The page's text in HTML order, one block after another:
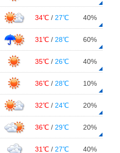
34℃ / 27℃ 40%
31℃ / 28℃ 60%
35℃ / 26℃ 40%
36℃ / 28℃ 10%
32℃ / 24℃ 20%
36℃ / 29℃ 20%
31℃ / 27℃ 40%